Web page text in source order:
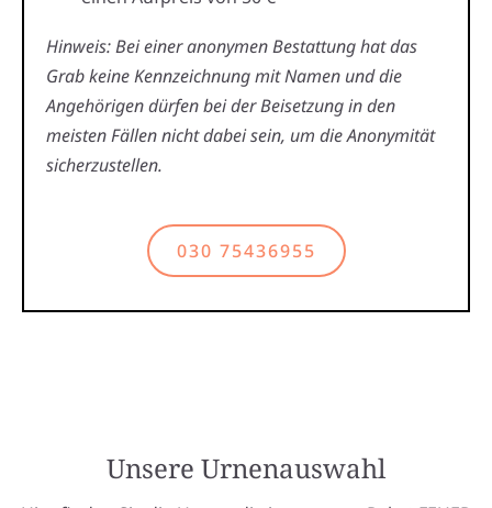
Hinweis: Bei einer anonymen Bestattung hat das
Grab keine Kennzeichnung mit Namen und die
Angehörigen dürfen bei der Beisetzung in den
meisten Fällen nicht dabei sein, um die Anonymität
sicherzustellen.
030 75436955
Unsere Urnenauswahl